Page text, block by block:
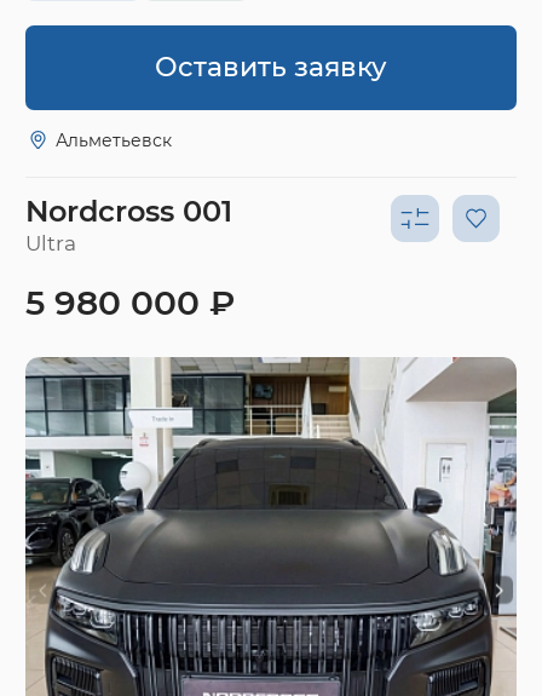
Оставить заявку
Альметьевск
Nordcross 001
Ultra
5 980 000 ₽